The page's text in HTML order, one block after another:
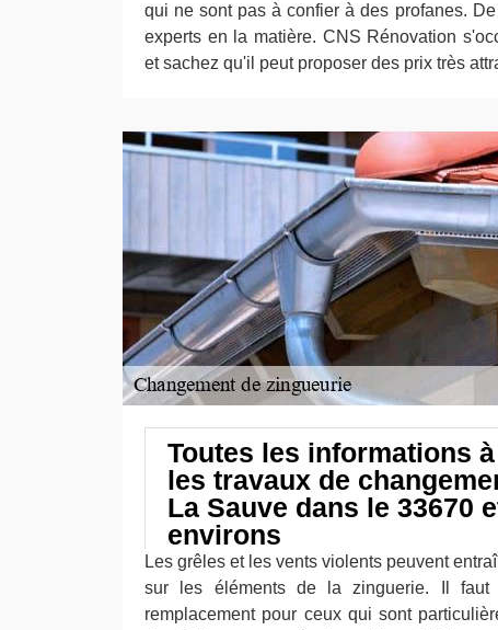
qui ne sont pas à confier à des profanes.
experts en la matière. CNS Rénovation
et sachez qu'il peut proposer des prix très
Toutes les informations
les travaux de
La Sauve dans le 33670
environs
Les grêles et les vents violents peuvent
sur les éléments de la zinguerie. Il faut
remplacement pour ceux qui sont